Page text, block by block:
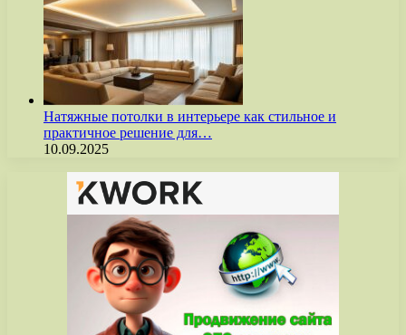
Натяжные потолки в интерьере как стильное и
практичное решение для…
10.09.2025